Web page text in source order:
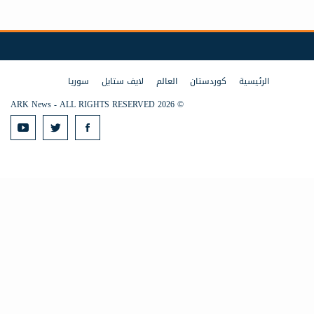
الرئيسية كوردستان العالم لايف ستايل
سوريا
© 2026 ARK News - ALL RIGHTS RESERVED